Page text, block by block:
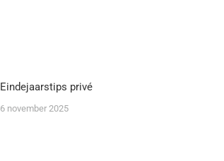
Eindejaarstips privé
6 november 2025